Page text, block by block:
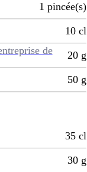
de
1 pincée(s)
10 cl
20 g
50 g
35 cl
30 g